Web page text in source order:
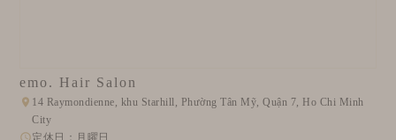
emo. Hair Salon
14 Raymondienne, khu Starhill, Phường Tân Mỹ, Quận 7, Ho Chi Minh
City